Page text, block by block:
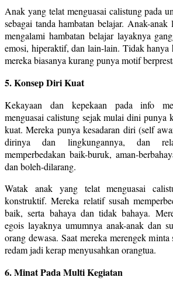
Anak yang telat menguasai calistung pada
sebagai tanda hambatan belajar. Anak-
mengalami hambatan belajar layaknya
emosi, hiperaktif, dan lain-lain. Tidak hanya
mereka biasanya kurang punya motif
5. Konsep Diri Kuat
Kekayaan dan kepekaan pada info
menguasai calistung sejak mulai dini punya
kuat. Mereka punya kesadaran diri (self
dirinya dan lingkungannya, dan
memperbedakan baik-buruk, aman-
dan boleh-dilarang.
Watak anak yang telat menguasai
konstruktif. Mereka relatif susah
baik, serta bahaya dan tidak bahaya.
egois layaknya umumnya anak-anak dan
orang dewasa. Saat mereka merengek
redam jadi kerap menyusahkan orangtua.
6. Minat Pada Multi Kegiatan